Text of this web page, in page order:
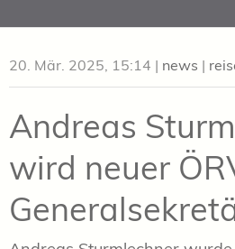
to
20. Mär. 2025, 15:14 | news |
Andreas
wird neuer